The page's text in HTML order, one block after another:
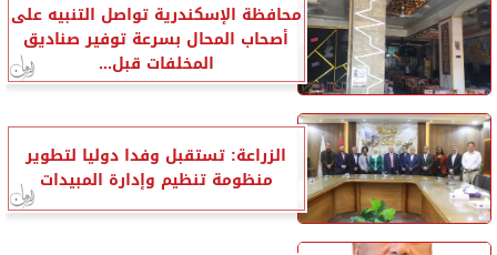
محافظة الإسكندرية تواصل التنبيه على
أصحاب المحال بسرعة توفير صناديق
المخلفات قبل...
الزراعة: تستقبل وفدا دوليا لتطوير
منظومة تنظيم وإدارة المبيدات